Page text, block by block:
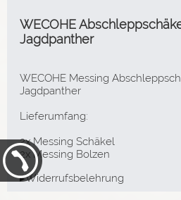
WECOHE
Jagdpanther
WECOHE Messing
Jagdpanther
Lieferumfang:
2x Messing Schäkel
2x Messing Bolzen
▸Widerrufsbelehrung